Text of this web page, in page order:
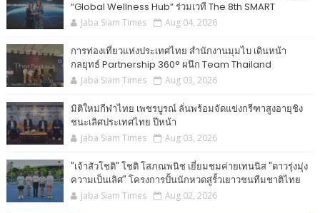
“Global Wellness Hub” ร่วมเวที The 8th SMART
Jaba Siam Times Aug 04, 2026
การท่องเที่ยวแห่งประเทศไทย สำนักงานมุมไบ เดินหน้า
กลยุทธ์ Partnership 360° ผนึก Team Thailand
Jaba Siam Times Aug 03, 2026
มิติใหม่กีฬาไทย เพชรบูรณ์ ลั่นพร้อมจัดแข่งกรีฑาสูงอายุชิง
ชนะเลิศประเทศไทย ปีหน้า
Jaba Siam Times Aug 03, 2026
"เจ้าสัวโชติ" โชติ โสภณพนิช เยี่ยมชมค่ายเทนนิส "ดาวรุ่งมุ่ง
ความเป็นเลิศ" โครงการปั้นนักหวดสู่รั้วเยาวชนทีมชาติไทย
Jaba Siam Times Aug 02, 2026